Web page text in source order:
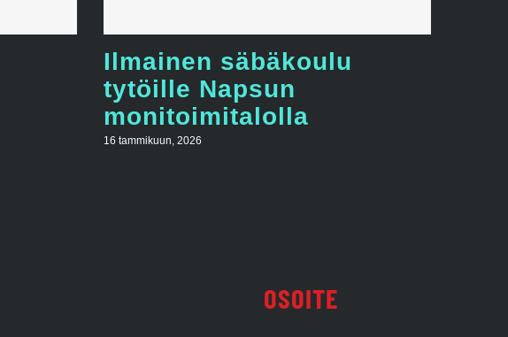
Ilmainen säbäkoulu
tytöille Napsun
monitoimitalolla
16 tammikuun, 2026
OSOITE